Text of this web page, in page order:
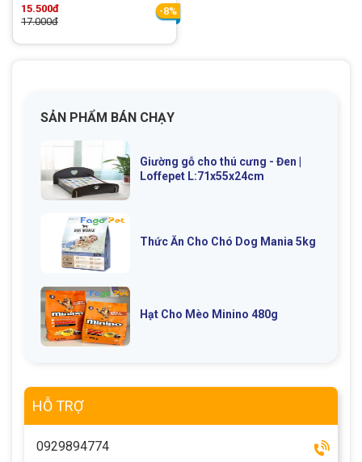
15.500đ
17.000đ
-8%
SẢN PHẨM BÁN CHẠY
Giường gỗ cho thú cưng - Đen |
Loffepet L:71x55x24cm
Thức Ăn Cho Chó Dog Mania 5kg
Hạt Cho Mèo Minino 480g
HỖ TRỢ
0929894774